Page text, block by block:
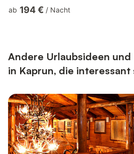
aktiven Urlaub zu jeder Jahreszeit.
Verfügung, und im So...
ab 194 € / Nacht
Andere Urlaubsideen
in Kaprun, die interessant